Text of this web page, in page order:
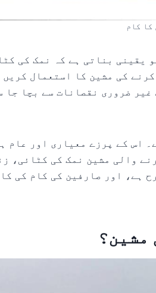
کا کام
یقینی بناتی ہے کہ نمک کی
کی مشین کا استعمال
ضروری نقصانات سے بچا جا
اس کے پرزے معیاری اور عام
والی مشین نمک کی کٹائی،
ہے، اور صارفین کی کام کی
مشین؟